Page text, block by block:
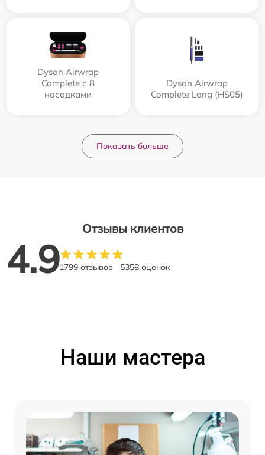
Dyson Airwrap
Complete с 8
насадками
Dyson Airwrap
Complete Long (HS05)
Показать больше
Отзывы клиентов
4.91799 отзывов 5358 оценок
Наши мастера